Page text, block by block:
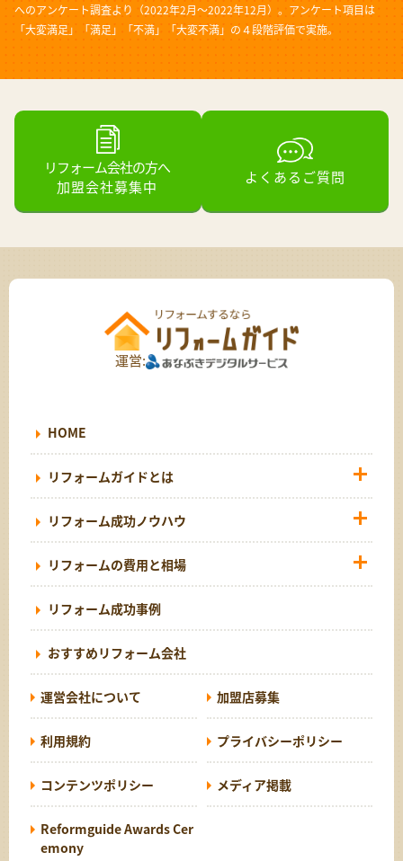
へのアンケート調査より（2022年2月～2022年12月）。アンケート項目は
「大変満足」「満足」「不満」「大変不満」の４段階評価で実施。
リフォーム会社の方へ
加盟会社募集中
よくあるご質問
運営:
HOME
リフォームガイドとは
リフォーム成功ノウハウ
リフォームの費用と相場
リフォーム成功事例
おすすめリフォーム会社
運営会社について 加盟店募集
利用規約 プライバシーポリシー
コンテンツポリシー メディア掲載
Reformguide Awards Cer
emony